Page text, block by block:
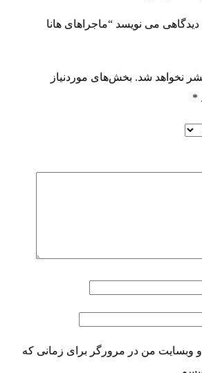
می نویسد “ماجراهای هانا
نخواهد شد. بخش‌های موردنیاز
*
و وبسایت من در مرورگر برای زمانی که